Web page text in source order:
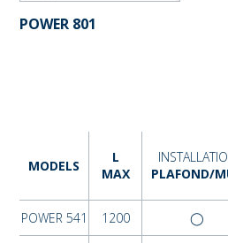
POWER 801
MODELS
L
MAX
PLAFOND/
POWER 541 1200 ◯